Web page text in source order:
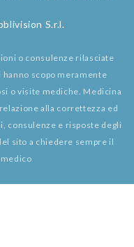
S.r.l.
o consulenze rilasciate
scopo meramente
o visite mediche. Medicina
alla correttezza ed
consulenze e risposte degli
sito a chiedere sempre il